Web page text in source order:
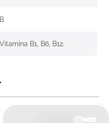
B
Vitamina B1, B6, B12.